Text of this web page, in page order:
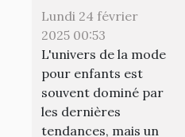
vêtements de
seconde main
pour bébés
garçons
Lundi 24 février
2025 00:53
L'univers de la mode
pour enfants est
souvent dominé par
les dernières
tendances, mais un